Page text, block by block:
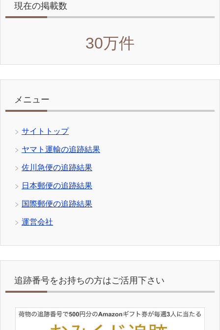
現在の掲載数
30万件
メニュー
サイトトップ
ヤマト運輸の追跡結果
佐川急便の追跡結果
日本郵便の追跡結果
国際郵便の追跡結果
運営会社
追跡番号をお持ちの方はご活用下さい